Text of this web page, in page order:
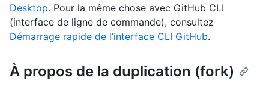
Desktop. Pour la même chose avec GitHub CLI
(interface de ligne de commande), consultez
Démarrage rapide de l’interface CLI GitHub.
À propos de la duplication (fork)